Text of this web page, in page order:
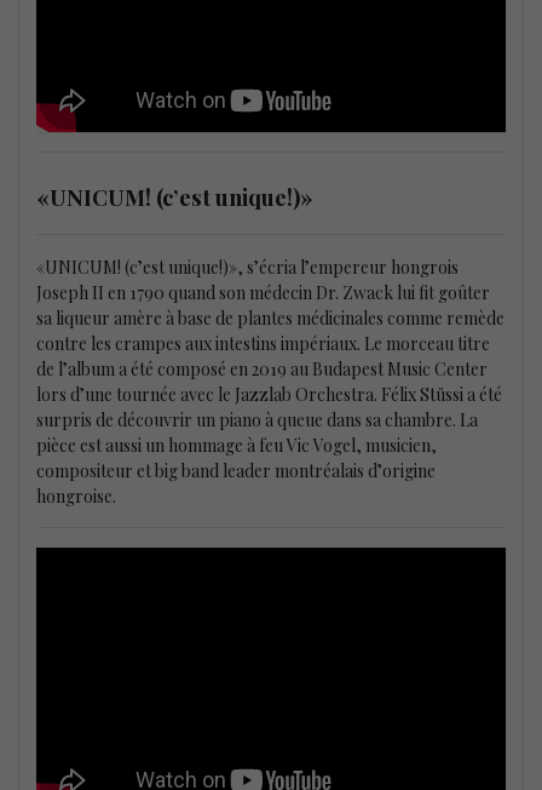
«UNICUM! (c’est unique!)»
«UNICUM! (c’est unique!)», s’écria l’empereur hongrois
Joseph II en 1790 quand son médecin Dr. Zwack lui fit goûter
sa liqueur amère à base de plantes médicinales comme remède
contre les crampes aux intestins impériaux. Le morceau titre
de l’album a été composé en 2019 au Budapest Music Center
lors d’une tournée avec le Jazzlab Orchestra. Félix Stüssi a été
surpris de découvrir un piano à queue dans sa chambre. La
pièce est aussi un hommage à feu Vic Vogel, musicien,
compositeur et big band leader montréalais d’origine
hongroise.